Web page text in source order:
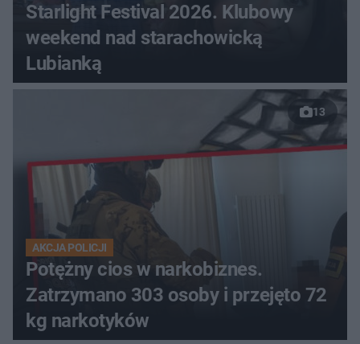
Starlight Festival 2026. Klubowy
weekend nad starachowicką
Lubianką
13
AKCJA POLICJI
Potężny cios w narkobiznes.
Zatrzymano 303 osoby i przejęto 72
kg narkotyków